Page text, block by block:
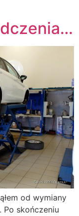
od wymiany
skoń­czeniu